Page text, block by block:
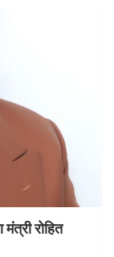
रोहित